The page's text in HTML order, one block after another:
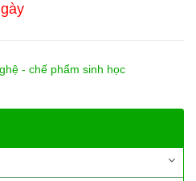
- chế phẩm sinh học